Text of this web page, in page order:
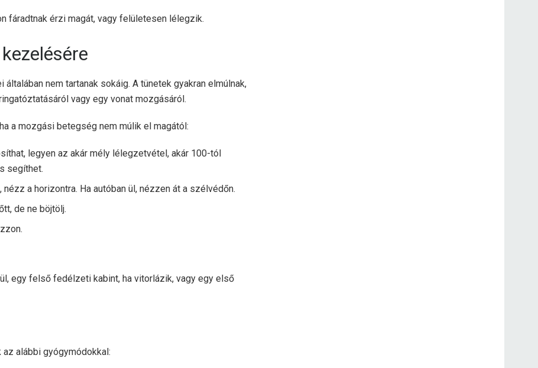
fáradtnak érzi magát, vagy felületesen lélegzik.
nem tartanak sokáig. A tünetek gyakran elmúlnak,
vagy egy vonat mozgásáról.
a mozgási betegség nem múlik el magától:
legyen az akár mély lélegzetvétel, akár 100-tól
segíthet.
a horizontra. Ha autóban ül, nézzen át a szélvédőn.
de ne böjtölj.
egy felső fedélzeti kabint, ha vitorlázik, vagy egy első
az alábbi gyógymódokkal: